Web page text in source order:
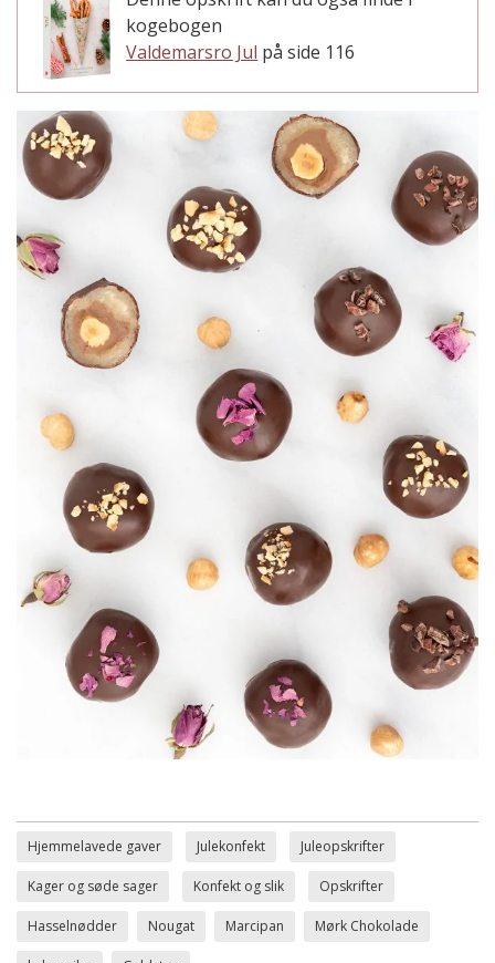
kogebogen
Valdemarsro Jul på side 116
Hjemmelavede gaver Julekonfekt Juleopskrifter
Kager og søde sager Konfekt og slik Opskrifter
Hasselnødder Nougat Marcipan Mørk Chokolade